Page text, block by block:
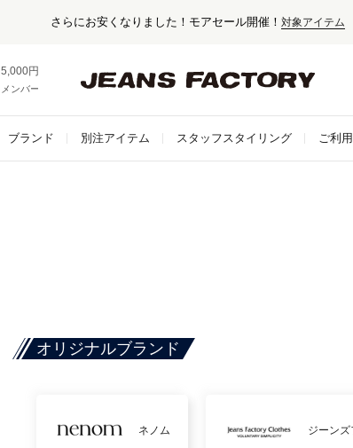
さらにお安くなりました！モアセール開催！ 対象アイテム
5,000円以上お買い上げで送料無料！
メンバー登録でお得な情報をゲット。さらに詳しく
ブランド 別注アイテム スタッフスタイリング ご利
オリジナルブランド
ネノム ジーン